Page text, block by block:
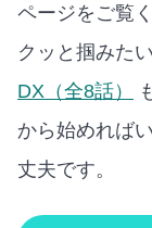
ページをご覧
クッと掴みた
DX（全8話）
から始めれば
丈夫です。